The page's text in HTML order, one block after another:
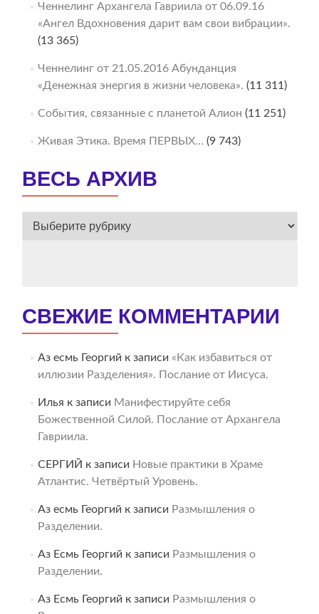
Ченнелинг Архангела Гавриила от 06.09.16
«Ангел Вдохновения дарит вам свои вибрации».
(13 365)
Ченнелинг от 21.05.2016 Абунданция
«Денежная энергия в жизни человека». (11 311)
События, связанные с планетой Алион (11 251)
Живая Этика. Время ПЕРВЫХ… (9 743)
ВЕСЬ АРХИВ
ВЕСЬ
СВЕЖИЕ КОММЕНТАРИИ
Аз есмь Георгий к записи «Как избавиться от
иллюзии Разделения». Послание от Иисуса.
Илья к записи Манифестируйте себя
Божественной Силой. Послание от Архангела
Гавриила.
СЕРГИЙ к записи Новые практики в Храме
Атлантис. Четвёртый Уровень.
Аз есмь Георгий к записи Размышления о
Разделении.
Аз Есмь Георгий к записи Размышления о
Разделении.
Аз Есмь Георгий к записи Размышления о